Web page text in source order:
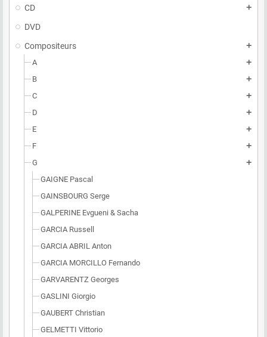
CD add
DVD
Compositeurs
add
A add
B add
C add
D add
E add
F add
G add
GAIGNE Pascal
GAINSBOURG Serge
GALPERINE Evgueni & Sacha
GARCIA Russell
GARCIA ABRIL Anton
GARCIA MORCILLO Fernando
GARVARENTZ Georges
GASLINI Giorgio
GAUBERT Christian
GELMETTI Vittorio